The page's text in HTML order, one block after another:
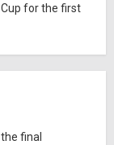
Cup for the first
final